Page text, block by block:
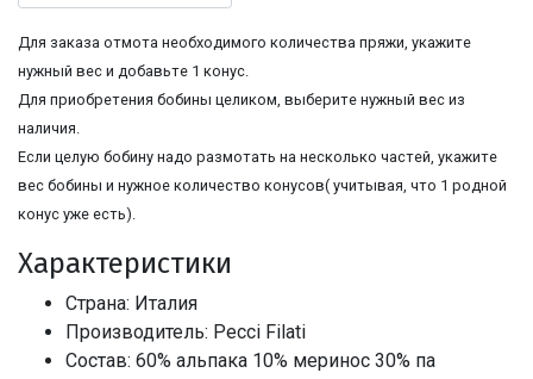
Для заказа отмота необходимого количества пряжи, укажите
нужный вес и добавьте 1 конус.
Для приобретения бобины целиком, выберите нужный вес из
наличия.
Если целую бобину надо размотать на несколько частей, укажите
вес бобины и нужное количество конусов( учитывая, что 1 родной
конус уже есть).
Характеристики
Страна: Италия
Производитель: Pecci Filati
Состав: 60% альпака 10% меринос 30% па